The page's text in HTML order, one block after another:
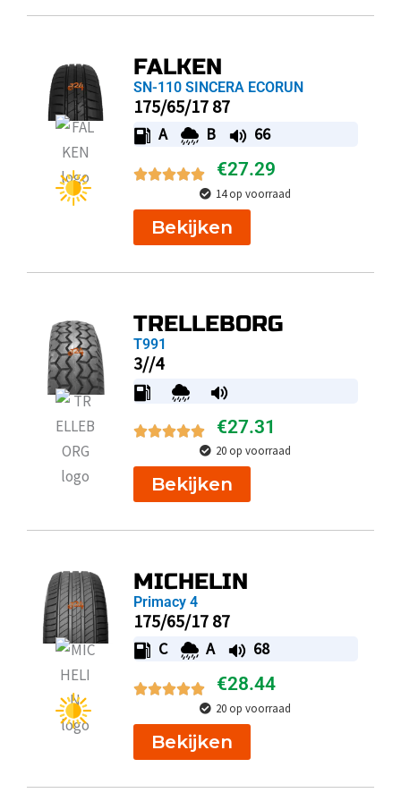
FALKEN
SN-110 SINCERA ECORUN
175/65/17 87
A B 66
€27.29
14 op voorraad
Bekijken
TRELLEBORG
T991
3//4
€27.31
20 op voorraad
Bekijken
MICHELIN
Primacy 4
175/65/17 87
C A 68
€28.44
20 op voorraad
Bekijken